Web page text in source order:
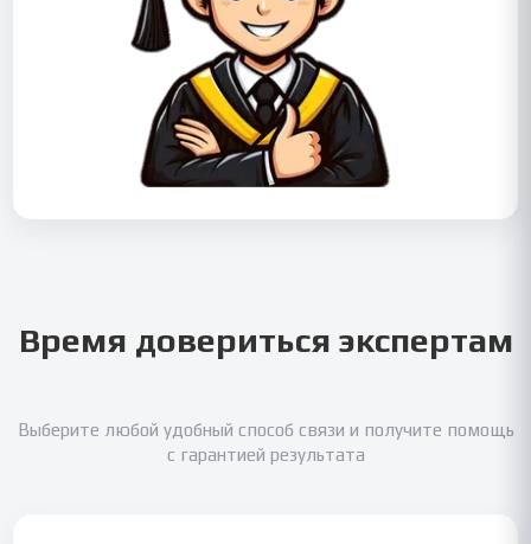
Время довериться экспертам
Выберите любой удобный способ связи и получите помощь
с гарантией результата